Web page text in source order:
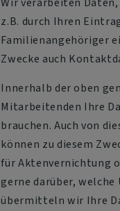
z.B. durch Ihren
Familienangehöriger
Zwecke auch
Innerhalb der oben
Mitarbeitenden Ihre
brauchen. Auch von
können zu diesem
für Aktenvernichtung
gerne darüber,
übermitteln wir Ihre